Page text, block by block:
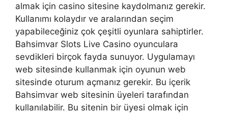
almak için casino sitesine kaydolmanız gerekir.
Kullanımı kolaydır ve aralarından seçim
yapabileceğiniz çok çeşitli oyunlara sahiptirler.
Bahsimvar Slots Live Casino oyunculara
sevdikleri birçok fayda sunuyor. Uygulamayı
web sitesinde kullanmak için oyunun web
sitesinde oturum açmanız gerekir. Bu içerik
Bahsimvar web sitesinin üyeleri tarafından
kullanılabilir. Bu sitenin bir üyesi olmak için